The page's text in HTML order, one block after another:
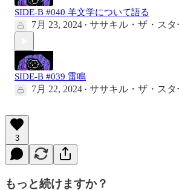
SIDE-B #040 羊文学について語る
7月 23, 2024 • ササキル・ザ・スタ
SIDE-B #039 雷鳴
7月 22, 2024 • ササキル・ザ・スタ
3
もっと続けますか？